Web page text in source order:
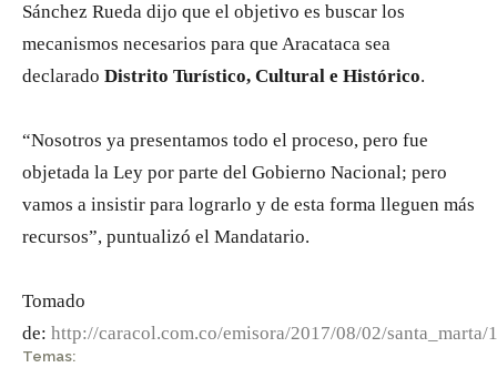
Sánchez Rueda dijo que el objetivo es buscar los
mecanismos necesarios para que Aracataca sea
declarado Distrito Turístico, Cultural e Histórico.
“Nosotros ya presentamos todo el proceso, pero fue
objetada la Ley por parte del Gobierno Nacional; pero
vamos a insistir para lograrlo y de esta forma lleguen más
recursos”, puntualizó el Mandatario.
Tomado
de: http://caracol.com.co/emisora/2017/08/02/
Temas: